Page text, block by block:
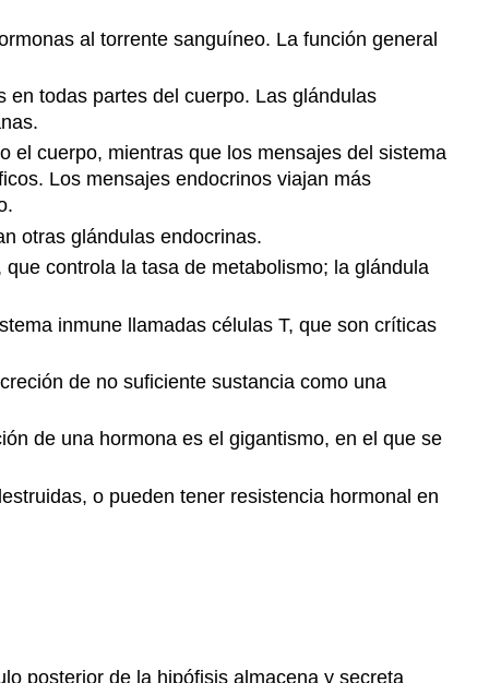
de
Revisar
12.6
Glándulas
suprarrenales
revisión
respuestas
Páncreas
de
Revisar
al torrente sanguíneo. La función general
todas partes del cuerpo. Las glándulas
el cuerpo, mientras que los mensajes del sistema
Los mensajes endocrinos viajan más
otras glándulas endocrinas.
controla la tasa de metabolismo; la glándula
inmune llamadas células T, que son críticas
de no suficiente sustancia como una
de una hormona es el gigantismo, en el que se
o pueden tener resistencia hormonal en
posterior de la hipófisis almacena y secreta